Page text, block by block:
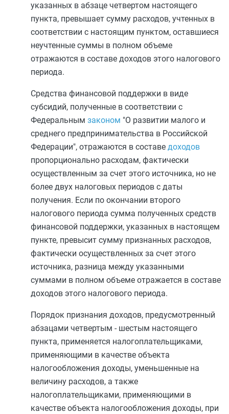
указанных в абзаце четвертом настоящего
пункта, превышает сумму расходов, учтенных в
соответствии с настоящим пунктом, оставшиеся
неучтенные суммы в полном объеме
отражаются в составе доходов этого налогового
периода.
Средства финансовой поддержки в виде
субсидий, полученные в соответствии с
Федеральным законом "О развитии малого и
среднего предпринимательства в Российской
Федерации", отражаются в составе доходов
пропорционально расходам, фактически
осуществленным за счет этого источника, но не
более двух налоговых периодов с даты
получения. Если по окончании второго
налогового периода сумма полученных средств
финансовой поддержки, указанных в настоящем
пункте, превысит сумму признанных расходов,
фактически осуществленных за счет этого
источника, разница между указанными
суммами в полном объеме отражается в составе
доходов этого налогового периода.
Порядок признания доходов, предусмотренный
абзацами четвертым - шестым настоящего
пункта, применяется налогоплательщиками,
применяющими в качестве объекта
налогообложения доходы, уменьшенные на
величину расходов, а также
налогоплательщиками, применяющими в
качестве объекта налогообложения доходы, при